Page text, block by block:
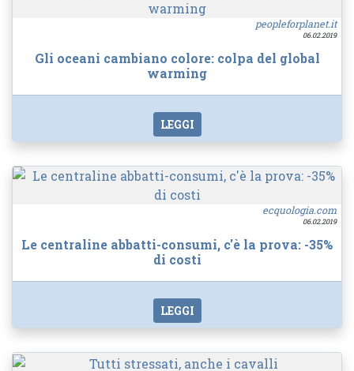
peopleforplanet.it
06.02.2019
Gli oceani cambiano colore: colpa del global
warming
LEGGI
ecquologia.com
06.02.2019
Le centraline abbatti-consumi, c'è la prova: -35%
di costi
LEGGI